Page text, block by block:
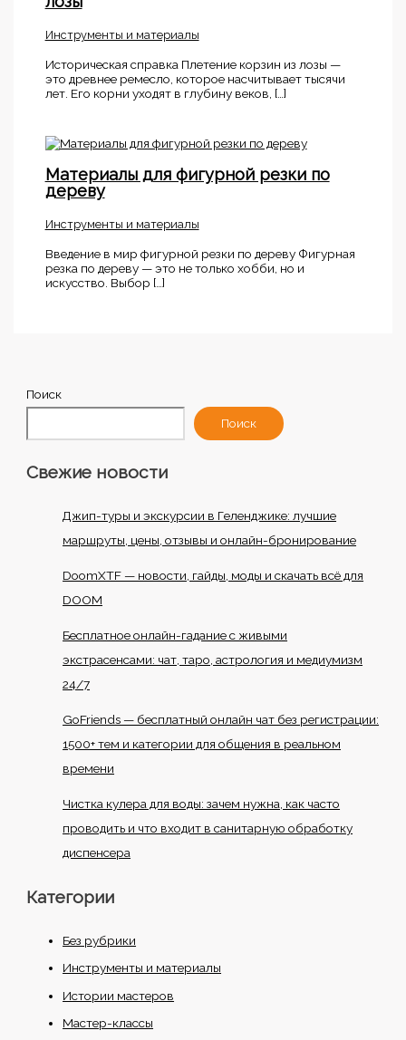
Инструменты и материалы
Историческая справка Плетение корзин из лозы —
это древнее ремесло, которое насчитывает тысячи
лет. Его корни уходят в глубину веков, […]
Материалы для фигурной резки по
дереву
Инструменты и материалы
Введение в мир фигурной резки по дереву Фигурная
резка по дереву — это не только хобби, но и
искусство. Выбор […]
Поиск
Поиск
Свежие новости
Джип-туры и экскурсии в Геленджике: лучшие
маршруты, цены, отзывы и онлайн-бронирование
DoomXTF — новости, гайды, моды и скачать всё для
DOOM
Бесплатное онлайн-гадание с живыми
экстрасенсами: чат, таро, астрология и медиумизм
24/7
GoFriends — бесплатный онлайн чат без регистрации:
1500+ тем и категории для общения в реальном
времени
Чистка кулера для воды: зачем нужна, как часто
проводить и что входит в санитарную обработку
диспенсера
Категории
Без рубрики
Инструменты и материалы
Истории мастеров
Мастер-классы